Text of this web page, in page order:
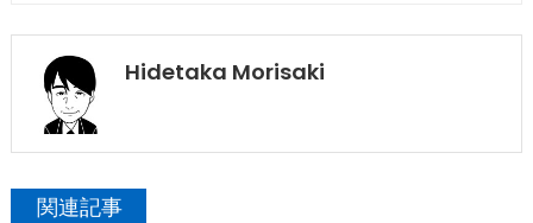
Hidetaka Morisaki
関連記事